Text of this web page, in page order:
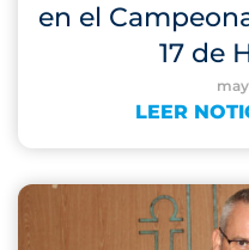
en el
17 de
LEER